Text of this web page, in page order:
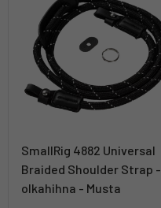
SmallRig 4882 Universal
Braided Shoulder Strap -
olkahihna - Musta